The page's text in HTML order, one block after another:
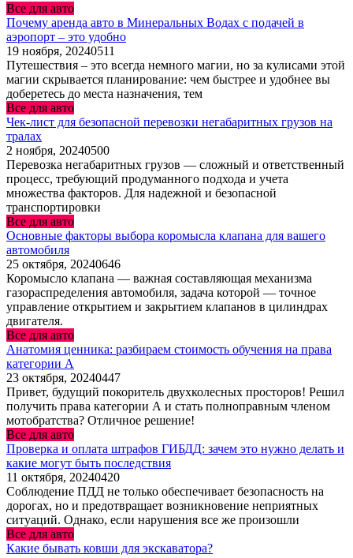
Все для авто
Почему аренда авто в Минеральных Водах с подачей в
аэропорт – это удобно
19 ноября, 20240511
Путешествия – это всегда немного магии, но за кулисами этой
магии скрывается планирование: чем быстрее и удобнее вы
доберетесь до места назначения, тем
Все для авто
Чек-лист для безопасной перевозки негабаритных грузов на
тралах
2 ноября, 20240500
Перевозка негабаритных грузов — сложный и ответственный
процесс, требующий продуманного подхода и учета
множества факторов. Для надежной и безопасной
транспортировки
Все для авто
Основные факторы выбора коромысла клапана для вашего
автомобиля
25 октября, 20240646
Коромысло клапана — важная составляющая механизма
газораспределения автомобиля, задача которой — точное
управление открытием и закрытием клапанов в цилиндрах
двигателя.
Все для авто
Анатомия ценника: разбираем стоимость обучения на права
категории А
23 октября, 20240447
Привет, будущий покоритель двухколесных просторов! Решил
получить права категории А и стать полноправным членом
мотобратства? Отличное решение!
Все для авто
Проверка и оплата штрафов ГИБДД: зачем это нужно делать и
какие могут быть последствия
11 октября, 20240420
Соблюдение ПДД не только обеспечивает безопасность на
дорогах, но и предотвращает возникновение неприятных
ситуаций. Однако, если нарушения все же произошли
Все для авто
Какие бывать ковши для экскаватора?